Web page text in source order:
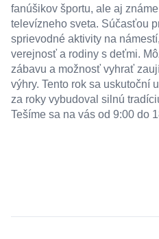
fanúšikov športu, ale aj
televízneho sveta. Súčasťou
sprievodné aktivity na
verejnosť a rodiny s deťmi.
zábavu a možnosť vyhrať
výhry. Tento rok sa uskutoční
za roky vybudoval silnú
Tešíme sa na vás od 9:00 do